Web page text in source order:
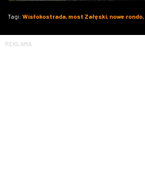
Tagi: Wisłokostrada, most Załęski, nowe rondo,
REKLAMA